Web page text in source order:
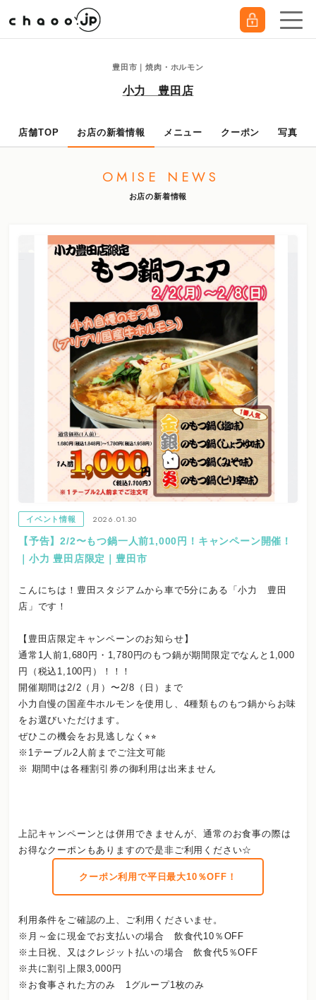
豊田市｜焼肉・ホルモン
小力 豊田店
店舗TOP お店の新着情報 メニュー クーポン 写真
OMISE NEWS
お店の新着情報
イベント情報
2026.01.30
【予告】2/2〜もつ鍋一人前1,000円！キャンペーン開催！
｜小力 豊田店限定｜豊田市
こんにちは！豊田スタジアムから車で5分にある「小力 豊田
店」です！
【豊田店限定キャンペーンのお知らせ】
通常1人前1,680円・1,780円のもつ鍋が期間限定でなんと1,000
円（税込1,100円）！！！
開催期間は2/2（月）〜2/8（日）まで
小力自慢の国産牛ホルモンを使用し、4種類ものもつ鍋からお味
をお選びいただけます。
ぜひこの機会をお見逃しなく⭐︎⭐︎
※1テーブル2人前までご注文可能
※ 期間中は各種割引券の御利用は出来ません
上記キャンペーンとは併用できませんが、通常のお食事の際は
お得なクーポンもありますので是非ご利用ください☆
クーポン利用で平日最大10％OFF！
利用条件をご確認の上、ご利用くださいませ。
※月～金に現金でお支払いの場合 飲食代10％OFF
※土日祝、又はクレジット払いの場合 飲食代5％OFF
※共に割引上限3,000円
※お食事された方のみ 1グループ1枚のみ